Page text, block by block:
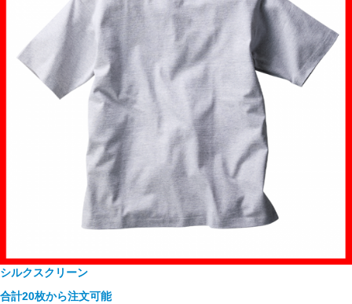
シルクスクリーン
合計20枚から注文可能